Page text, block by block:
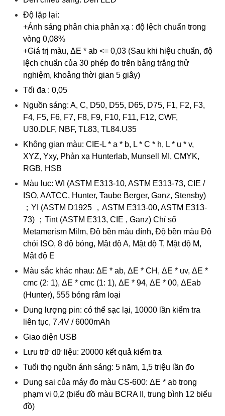
Độ lặp lại:
+Ánh sáng phân chia phản xạ : độ lệch chuẩn trong
vòng 0,08%
+Giá trị màu, ΔE * ab <= 0,03 (Sau khi hiệu chuẩn, độ
lệch chuẩn của 30 phép đo trên bảng trắng thử
nghiệm, khoảng thời gian 5 giây)
Tối đa : 0,05
Nguồn sáng: A, C, D50, D55, D65, D75, F1, F2, F3,
F4, F5, F6, F7, F8, F9, F10, F11, F12, CWF,
U30.DLF, NBF, TL83, TL84.U35
Không gian màu: CIE-L * a * b, L * C * h, L * u * v,
XYZ, Yxy, Phản xạ Hunterlab, Munsell MI, CMYK,
RGB, HSB
Màu lục: WI (ASTM E313-10, ASTM E313-73, CIE /
ISO, AATCC, Hunter, Taube Berger, Ganz, Stensby)
；YI (ASTM D1925 ，ASTM E313-00, ASTM E313-
73) ；Tint (ASTM E313, CIE , Ganz) Chỉ số
Metamerism Milm, Độ bền màu dính, Độ bền màu Độ
chói ISO, 8 độ bóng, Mật độ A, Mật độ T, Mật độ M,
Mật độ E
Màu sắc khác nhau: ΔE * ab, ΔE * CH, ΔE * uv, ΔE *
cmc (2: 1), ΔE * cmc (1: 1), ΔE * 94, ΔE * 00, ΔEab
(Hunter), 555 bóng râm loại
Dung lượng pin: có thể sạc lại, 10000 lần kiểm tra
liên tục, 7.4V / 6000mAh
Giao diện USB
Lưu trữ dữ liệu: 20000 kết quả kiểm tra
Tuổi thọ nguồn ánh sáng: 5 năm, 1,5 triệu lần đo
Dung sai của máy đo màu CS-600: ΔE * ab trong
phạm vi 0,2 (biểu đồ màu BCRA II, trung bình 12 biểu
đồ)